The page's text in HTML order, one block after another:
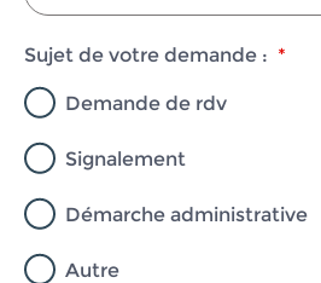
Sujet de votre demande : *
Demande de rdv
Signalement
Démarche administrative
Autre